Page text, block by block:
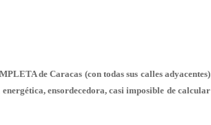
de Caracas (con todas sus calles adyacentes)
ensordecedora, casi imposible de calcular